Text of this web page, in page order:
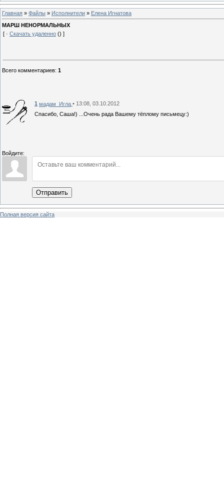
Главная » Файлы » Исполнители » Елена Игнатова
МАРШ НЕНОРМАЛЬНЫХ
[ · Скачать удаленно () ]
Всего комментариев: 1
1 мадам_Игла • 13:08, 03.10.2012
Спасибо, Саша!) ...Очень рада Вашему тёплому письмецу:)
Войдите:
Отправить
Полная версия сайта